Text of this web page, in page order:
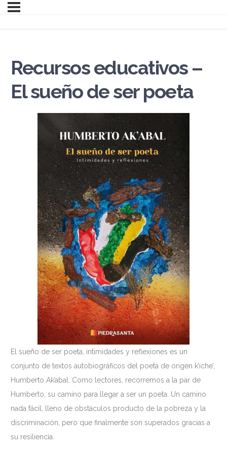
Recursos educativos –
El sueño de ser poeta
El sueño de ser poeta, intimidades y reflexiones es un
conjunto de textos autobiográficos del poeta de origen k’iche’,
Humberto Ak’abal. Como lectores, recorremos a la par de
Humberto, su camino para llegar a ser un poeta. Un camino
nada fácil, lleno de obstáculos producto de la pobreza y la
discriminación, pero que finalmente son superados gracias a
su resiliencia.